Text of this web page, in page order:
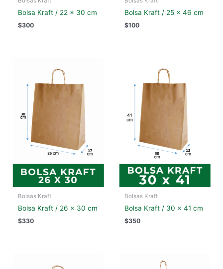
Bolsa Kraft / 22 x 30 cm
$300
Bolsa Kraft / 25 x 46 cm
$100
Bolsas Kraft
Bolsa Kraft / 26 x 30 cm
$330
Bolsas Kraft
Bolsa Kraft / 30 x 41 cm
$350